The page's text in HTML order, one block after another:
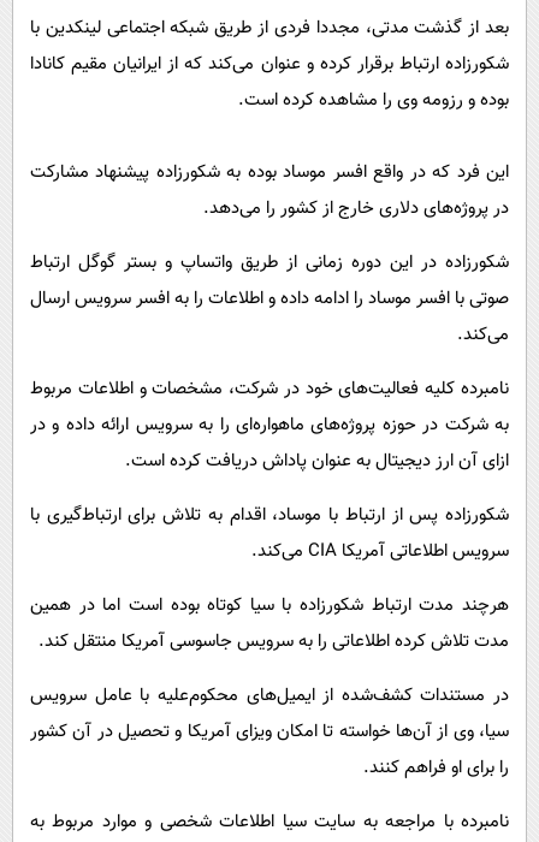
بعد از گذشت مدتی، مجددا فردی از طریق شبکه اجتماعی لینکدین با
شکورزاده ارتباط برقرار کرده و عنوان می‌کند که از ایرانیان مقیم کانادا
بوده و رزومه وی را مشاهده کرده است.
این فرد که در واقع افسر موساد بوده به شکورزاده پیشنهاد مشارکت
در پروژه‌های دلاری خارج از کشور را می‌دهد.
شکورزاده در این دوره زمانی از طریق واتساپ و بستر گوگل ارتباط
صوتی با افسر موساد را ادامه داده و اطلاعات را به افسر سرویس ارسال
می‌کند.
نامبرده کلیه فعالیت‌های خود در شرکت، مشخصات و اطلاعات مربوط
به شرکت در حوزه پروژه‌های ماهواره‌ای را به سرویس ارائه داده و در
ازای آن ارز دیجیتال به عنوان پاداش دریافت کرده است.
شکورزاده پس از ارتباط با موساد، اقدام به تلاش برای ارتباط‌گیری با
سرویس اطلاعاتی آمریکا CIA می‌کند.
هرچند مدت ارتباط شکورزاده با سیا کوتاه بوده است اما در همین
مدت تلاش کرده اطلاعاتی را به سرویس جاسوسی آمریکا منتقل کند.
در مستندات کشف‌شده از ایمیل‌های محکوم‌علیه با عامل سرویس
سیا، وی از آن‌ها خواسته تا امکان ویزای آمریکا و تحصیل در آن کشور
را برای او فراهم کنند.
نامبرده با مراجعه به سایت سیا اطلاعات شخصی و موارد مربوط به